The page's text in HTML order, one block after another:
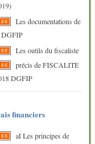
Les documentations de
DGFIP
Les outils du fiscaliste
précis de FISCALITE
DGFIP
financiers
aI Les principes de